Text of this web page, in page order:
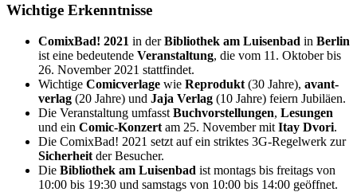
Wichtige Erkenntnisse
ComixBad! 2021 in derBibliothek am Luisenbad in Berlin
ist eine bedeutende Veranstaltung, die vom 11. Oktober bis
26. November 2021 stattfindet.
Wichtige Comicverlage wie Reprodukt (30 Jahre), avant-
verlag (20 Jahre) und Jaja Verlag (10 Jahre) feiern Jubiläen.
Die Veranstaltung umfasst Buchvorstellungen, Lesungen
und ein Comic-Konzert am 25. November mit Itay Dvori.
Die ComixBad! 2021 setzt auf ein striktes 3G-Regelwerk zur
Sicherheit der Besucher.
Die Bibliothek am Luisenbad ist montags bis freitags von
10:00 bis 19:30 und samstags von 10:00 bis 14:00 geöffnet.